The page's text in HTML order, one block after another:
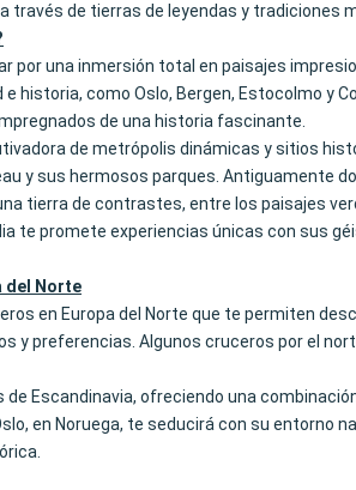
través de tierras de leyendas y tradiciones
por una inmersión total en paisajes
historia, como Oslo, Bergen, Estocolmo y
de una historia fascinante.
de metrópolis dinámicas y sitios
y sus hermosos parques. Antiguamente
tierra de contrastes, entre los paisajes
te promete experiencias únicas con sus
del Norte
en Europa del Norte que te permiten
y preferencias. Algunos cruceros por el
Escandinavia, ofreciendo una
en Noruega, te seducirá con su entorno